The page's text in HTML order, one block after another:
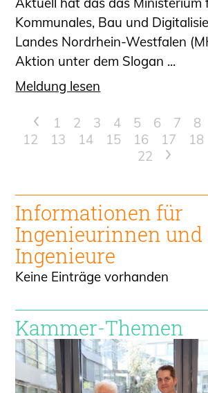
Kommunales, Bau und
Landes Nordrhein-Westfalen
Aktion unter dem Slogan ...
Meldung lesen
< 1 2 3 4 5 6 7 8
12
13 14 15 16 17 18
22
>
Informationen für
Ingenieurinnen und
Ingenieure
Keine Einträge vorhanden
Kammer-Themen